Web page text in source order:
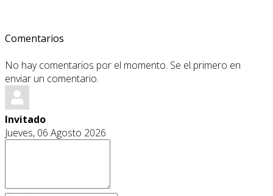
Comentarios
No hay comentarios por el momento. Se el primero en
enviar un comentario.
Invitado
Jueves, 06 Agosto 2026